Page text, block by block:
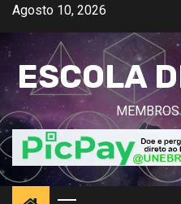
Avançar
o
conteúdo
Agosto 10, 2026
ESCOLA